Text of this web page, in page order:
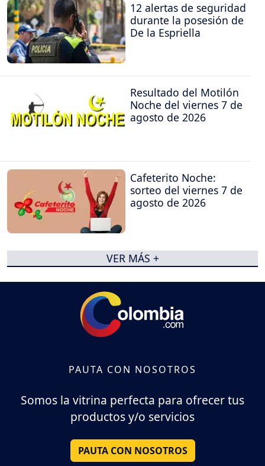
12 alertas de seguridad
durante la posesión de
De la Espriella
Resultado del Motilón
Noche del viernes 7 de
agosto de 2026
Cafeterito Noche:
sorteo del viernes 7 de
agosto de 2026
VER MÁS +
PAUTA CON NOSOTROS
Somos la vitrina perfecta para ofrecer tus
productos y/o servicios
PAUTA CON NOSOTROS